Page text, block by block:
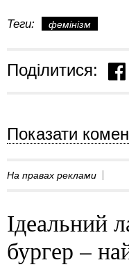
Теги: фемінізм
Поділитися:
Показати
На правах реклами
Ідеальний
бургер –